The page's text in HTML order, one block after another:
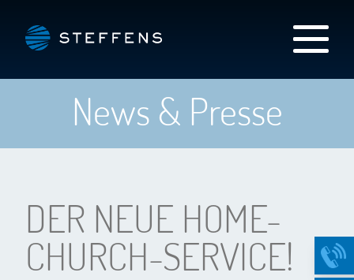
News & Presse
DER NEUE HOME-
CHURCH-SERVICE!